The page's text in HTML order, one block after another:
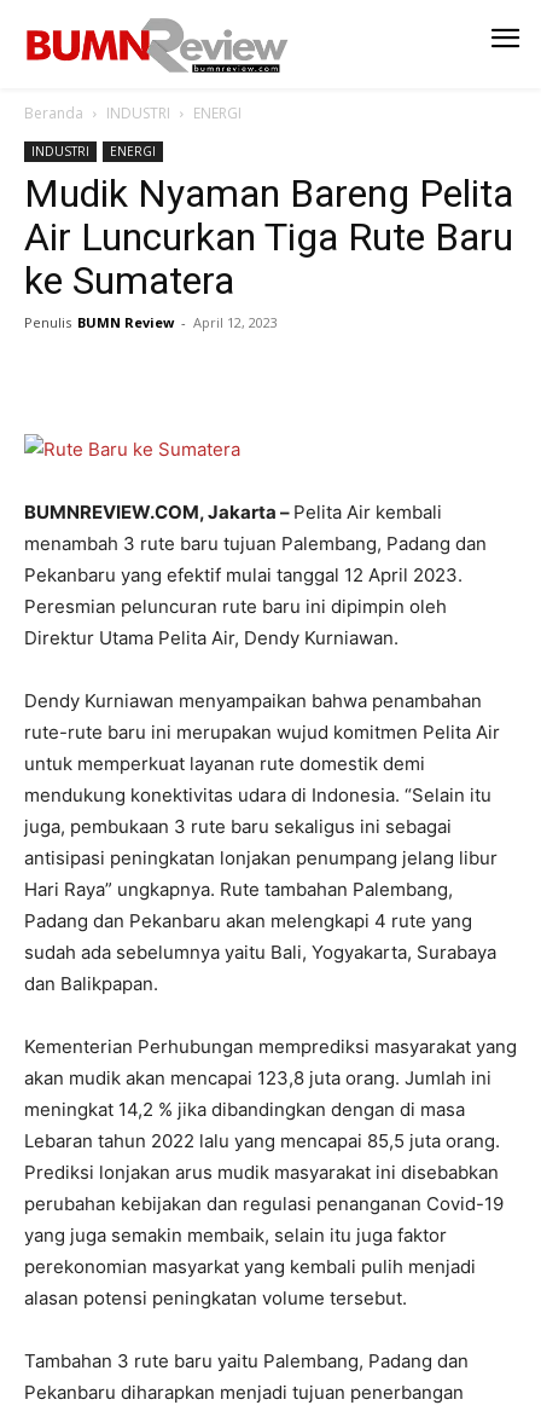
Beranda INDUSTRI ENERGI
INDUSTRI ENERGI
Mudik Nyaman Bareng Pelita
Air Luncurkan Tiga Rute Baru
ke Sumatera
Penulis BUMN Review - April 12, 2023
BUMNREVIEW.COM, Jakarta – Pelita Air kembali
menambah 3 rute baru tujuan Palembang, Padang dan
Pekanbaru yang efektif mulai tanggal 12 April 2023.
Peresmian peluncuran rute baru ini dipimpin oleh
Direktur Utama Pelita Air, Dendy Kurniawan.
Dendy Kurniawan menyampaikan bahwa penambahan
rute-rute baru ini merupakan wujud komitmen Pelita Air
untuk memperkuat layanan rute domestik demi
mendukung konektivitas udara di Indonesia. “Selain itu
juga, pembukaan 3 rute baru sekaligus ini sebagai
antisipasi peningkatan lonjakan penumpang jelang libur
Hari Raya” ungkapnya. Rute tambahan Palembang,
Padang dan Pekanbaru akan melengkapi 4 rute yang
sudah ada sebelumnya yaitu Bali, Yogyakarta, Surabaya
dan Balikpapan.
Kementerian Perhubungan memprediksi masyarakat yang
akan mudik akan mencapai 123,8 juta orang. Jumlah ini
meningkat 14,2 % jika dibandingkan dengan di masa
Lebaran tahun 2022 lalu yang mencapai 85,5 juta orang.
Prediksi lonjakan arus mudik masyarakat ini disebabkan
perubahan kebijakan dan regulasi penanganan Covid-19
yang juga semakin membaik, selain itu juga faktor
perekonomian masyarkat yang kembali pulih menjadi
alasan potensi peningkatan volume tersebut.
Tambahan 3 rute baru yaitu Palembang, Padang dan
Pekanbaru diharapkan menjadi tujuan penerbangan